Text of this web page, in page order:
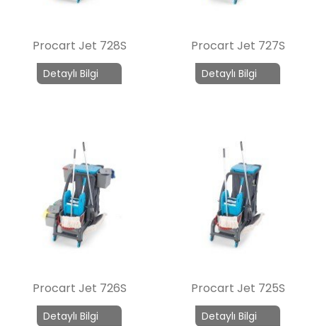
Procart Jet 728S
Detaylı Bilgi
Procart Jet 727S
Detaylı Bilgi
Procart Jet 726S
Detaylı Bilgi
Procart Jet 725S
Detaylı Bilgi